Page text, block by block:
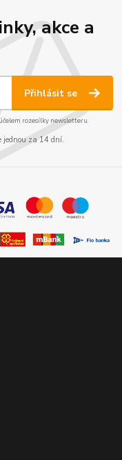
akce a
Přihlásit se
rozesílky newsletteru.
jednou za 14 dní.